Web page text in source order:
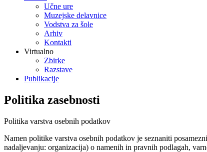
Učne ure
Muzejske delavnice
Vodstva za šole
Arhiv
Kontakti
Virtualno
Zbirke
Razstave
Publikacije
Politika zasebnosti
Politika varstva osebnih podatkov
Namen politike varstva osebnih podatkov je seznaniti
nadaljevanju: organizacija) o namenih in pravnih podlagah,